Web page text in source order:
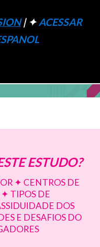
| ✦ACESSAR
ESTUDO?
✦ CENTROS DE
TIPOS DE
DOS
E DESAFIOS DO